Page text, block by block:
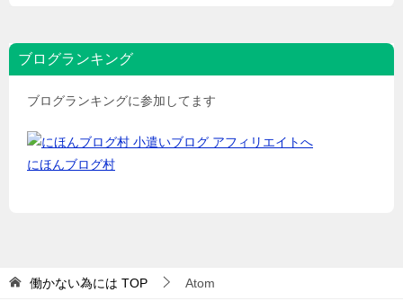
ブログランキング
ブログランキングに参加してます
にほんブログ村
働かない為には TOP Atom